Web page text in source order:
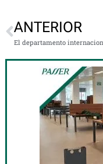
ANTERIOR